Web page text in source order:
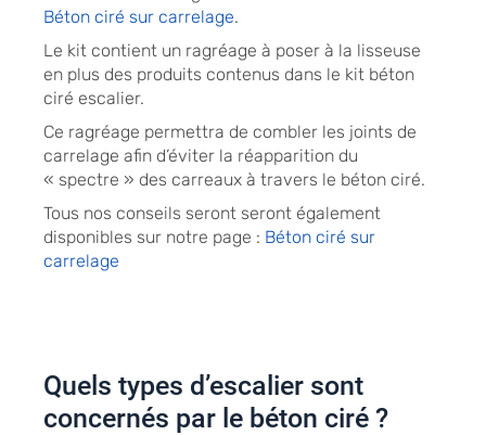
Béton ciré sur carrelage.
Le kit contient un ragréage à poser à la lisseuse
en plus des produits contenus dans le kit béton
ciré escalier.
Ce ragréage permettra de combler les joints de
carrelage afin d’éviter la réapparition du
« spectre » des carreaux à travers le béton ciré.
Tous nos conseils seront seront également
disponibles sur notre page : Béton ciré sur
carrelage
Quels types d’escalier sont
concernés par le béton ciré ?